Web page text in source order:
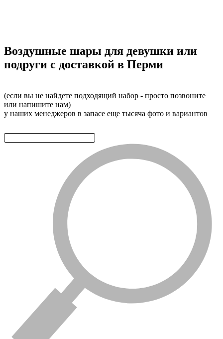
Воздушные шары для девушки или
подруги с доставкой в Перми
(если вы не найдете подходящий набор - просто позвоните
или напишите нам)
у наших менеджеров в запасе еще тысяча фото и вариантов